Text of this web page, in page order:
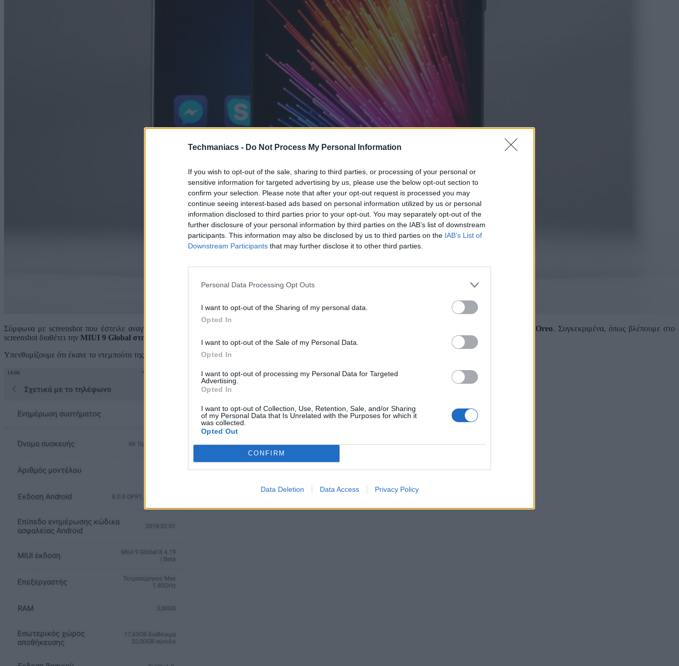
Techmaniacs - Do Not Process My Personal Information
If you wish to opt-out of the sale, sharing to third parties, or processing of your personal or
sensitive information for targeted advertising by us, please use the below opt-out section to
confirm your selection. Please note that after your opt-out request is processed you may
continue seeing interest-based ads based on personal information utilized by us or personal
information disclosed to third parties prior to your opt-out. You may separately opt-out of the
further disclosure of your personal information by third parties on the IAB’s list of downstream
participants. This information may also be disclosed by us to third parties on the IAB’s List of
Downstream Participants that may further disclose it to other third parties.
Personal Data Processing Opt Outs
I want to opt-out of the Sharing of my personal data.
Opted In
I want to opt-out of the Sale of my Personal Data.
Opted In
I want to opt-out of processing my Personal Data for Targeted
Advertising.
Opted In
I want to opt-out of Collection, Use, Retention, Sale, and/or Sharing
of my Personal Data that Is Unrelated with the Purposes for which it
was collected.
Opted Out
CONFIRM
Data Deletion Data Access Privacy Policy
Σύμφωνα με screenshot που έστειλε αναγνώστης του techvalue.gr στην ιστοσελίδα, η Xiaomi αναβάθμισε την Global Rom του Xiaomi Mi 5 σε Android 8.0 Oreo. Συγκεκριμένα, όπως βλέπουμε στο
screenshot διαθέτει την MIUI 9 Global στην έκδοση 8.4.19
και το security patch είναι του Φεβρουαρίου
Υπενθυμίζουμε ότι έκανε το ντεμπούτο της στην αγορά με Marshmallow, αναβαθμίστηκε σε Nougat και τώρα σε Oreo.